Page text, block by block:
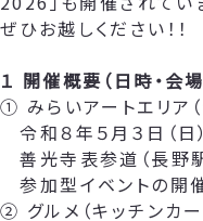
ぜひお越しください！！
１ 開催概要（日時・会場
① みらいアートエリア
令和８年５月３日（日
善光寺表参道（長野
参加型イベントの開
② グルメ（キッチンカ